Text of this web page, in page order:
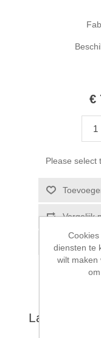
€
Please select
Vergelijk
E-mail
Lavinia
diensten te
wilt maken